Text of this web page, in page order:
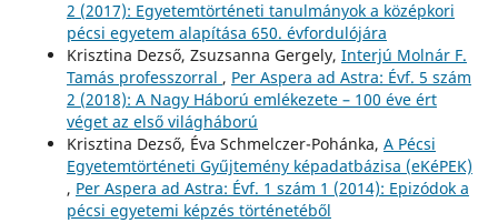
2 (2017): Egyetemtörténeti tanulmányok a középkori
pécsi egyetem alapítása 650. évfordulójára
Krisztina Dezső, Zsuzsanna Gergely, Interjú Molnár F.
Tamás professzorral , Per Aspera ad Astra: Évf. 5 szám
2 (2018): A Nagy Háború emlékezete – 100 éve ért
véget az első világháború
Krisztina Dezső, Éva Schmelczer-Pohánka, A Pécsi
Egyetemtörténeti Gyűjtemény képadatbázisa (eKéPEK)
, Per Aspera ad Astra: Évf. 1 szám 1 (2014): Epizódok a
pécsi egyetemi képzés történetéből